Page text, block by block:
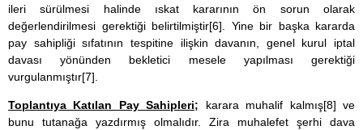
ileri sürülmesi halinde ıskat kararının ön sorun olarak
değerlendirilmesi gerektiği belirtilmiştir[6] . Yine bir başka kararda
pay sahipliği sıfatının tespitine ilişkin davanın, genel kurul iptal
davası yönünden bekletici mesele yapılması gerektiği
vurgulanmıştır[7]
Toplantıya Katılan Pay Sahipleri; karara muhalif kalmış[8] ve
bunu tutanağa yazdırmış olmalıdır. Zira muhalefet şerhi dava